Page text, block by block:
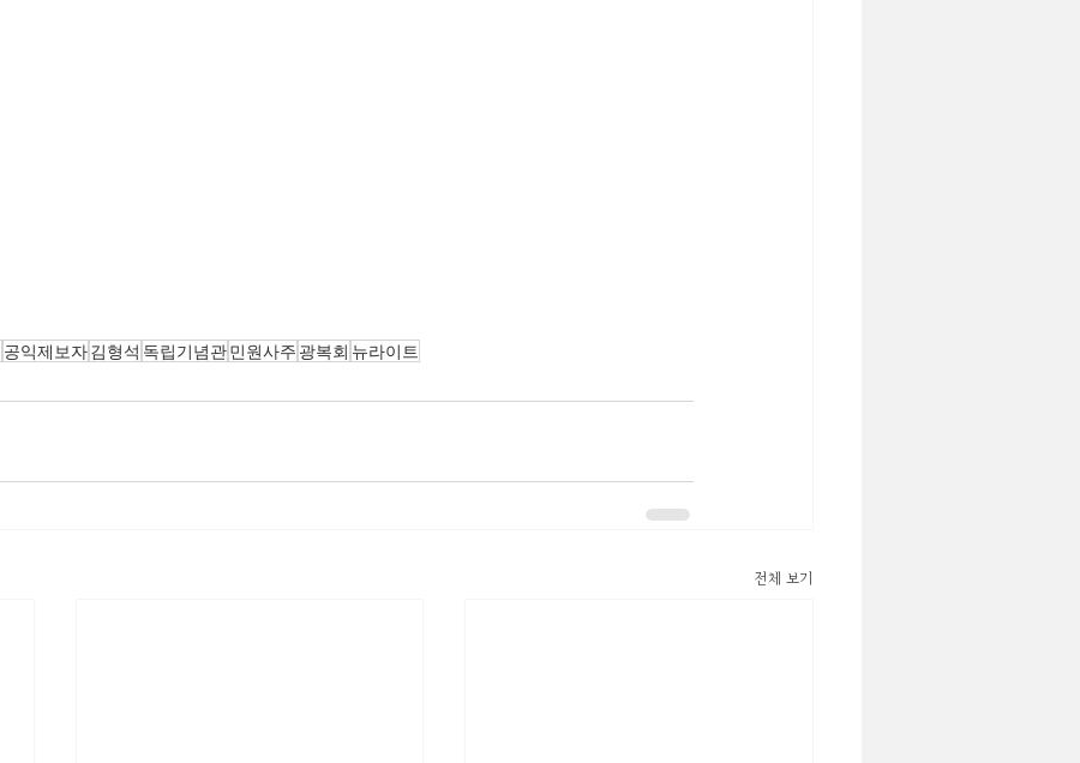
공익제보자김형석 독립기념관민원사주 광복회 뉴라이트
전체 보기